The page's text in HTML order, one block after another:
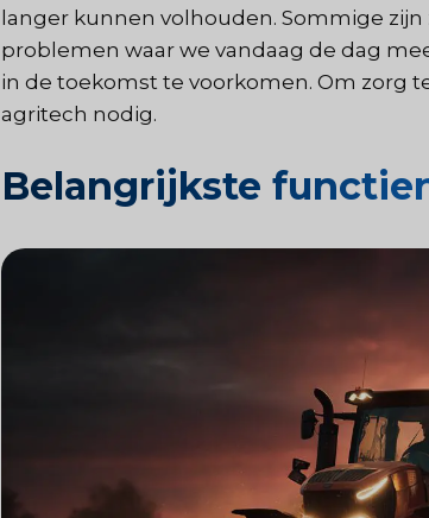
langer kunnen volhouden. Sommige
problemen waar we vandaag de dag
in de toekomst te voorkomen. Om zorg
agritech nodig.
Belangrijkste